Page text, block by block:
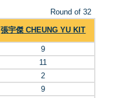
Round of 32
張宇傑 CHEUNG YU KIT
9
11
2
9